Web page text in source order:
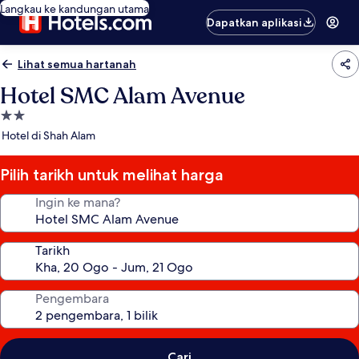
Langkau ke kandungan utama
Dapatkan aplikasi
Lihat semua hartanah
Hotel SMC Alam Avenue
Hartanah
2.0
Hotel di Shah Alam
Pilih tarikh untuk melihat harga
Ingin ke mana?
Tarikh
Pengembara